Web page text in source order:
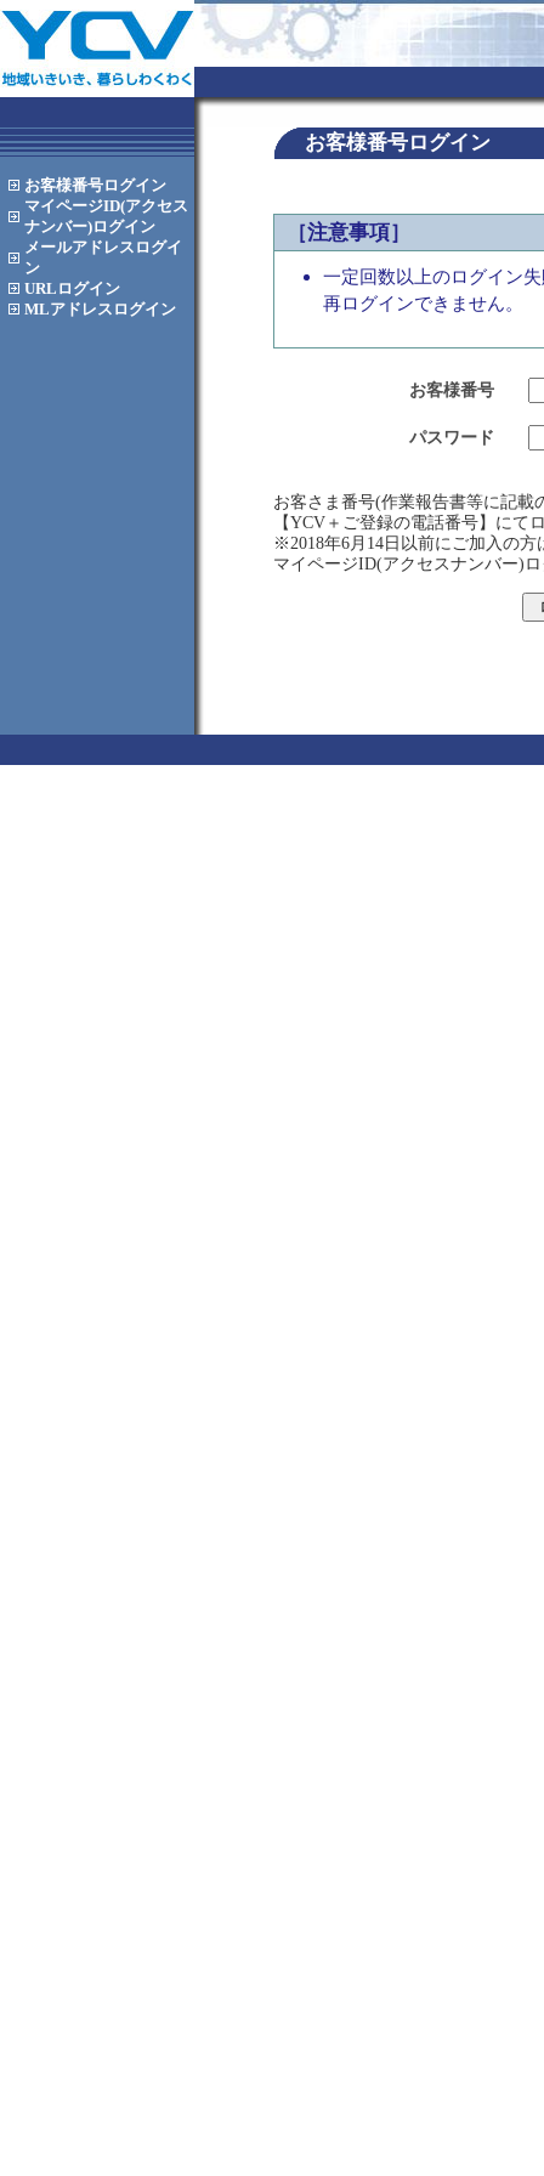
お客様番号ログイン
マイページID(アクセス
ナンバー)ログイン
メールアドレス ログイ
ン
URL ログイン
MLアドレス ログイン
お客様番号ログイン
［注意事項］
一定回数以上のログイン
再ログインできません。
お客様番号
パスワード
お客さま番号(作業報告書等に記載
【YCV＋ご登録の電話番号】にて
※2018年6月14日以前にご加入の
マイページID(アクセスナンバー)